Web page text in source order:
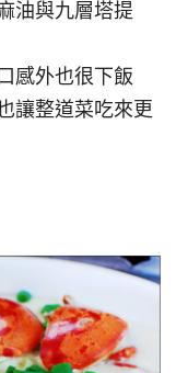
油與九層塔提
感外也很下飯
讓整道菜吃來更